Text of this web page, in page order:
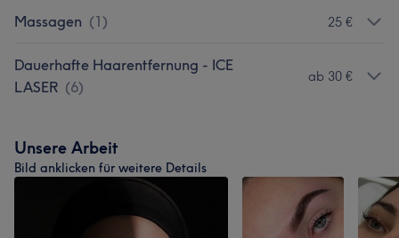
Massagen (1) 25 €
Dauerhafte Haarentfernung - ICE
LASER (6)
ab 30 €
Unsere Arbeit
Bild anklicken für weitere Details